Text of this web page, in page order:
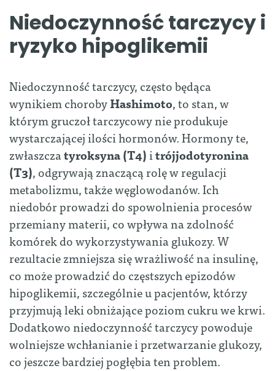
Niedoczynność tarczycy i
ryzyko hipoglikemii
Niedoczynność tarczycy, często będąca
wynikiem chorobyHashimoto, to stan, w
którym gruczoł tarczycowy nie produkuje
wystarczającej ilości hormonów. Hormony te,
zwłaszczatyroksyna (T4)itrójjodotyronina
(T3), odgrywają znaczącą rolę w regulacji
metabolizmu, także węglowodanów. Ich
niedobór prowadzi do spowolnienia procesów
przemiany materii, co wpływa na zdolność
komórek do wykorzystywania glukozy. W
rezultacie zmniejsza się wrażliwość na insulinę,
co może prowadzić do częstszych epizodów
hipoglikemii, szczególnie u pacjentów, którzy
przyjmują leki obniżające poziom cukru we krwi.
Dodatkowo niedoczynność tarczycy powoduje
wolniejsze wchłanianie i przetwarzanie glukozy,
co jeszcze bardziej pogłębia ten problem.